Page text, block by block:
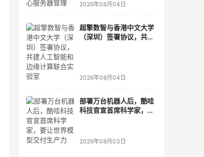
2026年08月04日
超擎数智与香港中文大学
（深圳）签署协议，共建
2026年08月04日
部署万台机器人后，酷哇
科技官宣首席科学家，要
2026年08月03日